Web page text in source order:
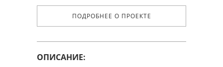
ОПИСАНИЕ:
ПОДРОБНЕЕ О ПРОЕКТЕ